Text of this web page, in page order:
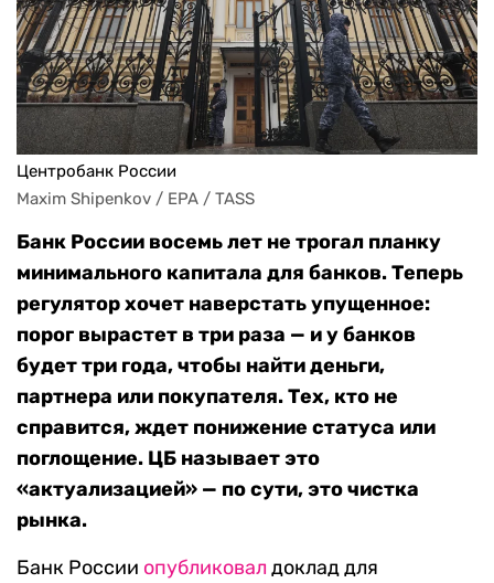
Центробанк России
Maxim Shipenkov / EPA / TASS
Банк России восемь лет не трогал планку
минимального капитала для банков. Теперь
регулятор хочет наверстать упущенное:
порог вырастет в три раза — и у банков
будет три года, чтобы найти деньги,
партнера или покупателя. Тех, кто не
справится, ждет понижение статуса или
поглощение. ЦБ называет это
«актуализацией» — по сути, это чистка
рынка.
Банк России опубликовал доклад для